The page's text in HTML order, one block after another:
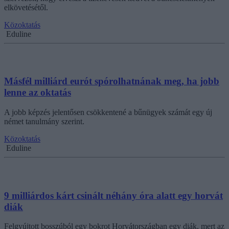
elkövetésétől.
Közoktatás
Eduline
Másfél milliárd eurót spórolhatnának meg, ha jobb
lenne az oktatás
A jobb képzés jelentősen csökkentené a bűnügyek számát egy új
német tanulmány szerint.
Közoktatás
Eduline
9 milliárdos kárt csinált néhány óra alatt egy horvát
diák
Felgyújtott bosszúból egy bokrot Horvátországban egy diák, mert az